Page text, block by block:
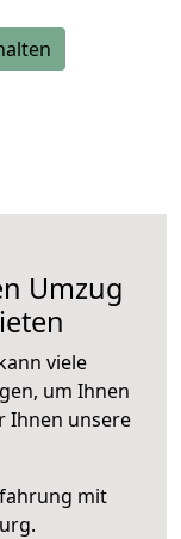
Umzug
viele
um Ihnen
Ihnen unsere
mit
.